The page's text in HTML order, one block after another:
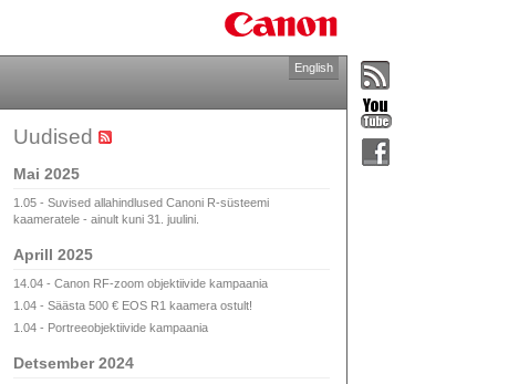
English
Uudised
Mai 2025
1.05 - Suvised allahindlused Canoni R-süsteemi
kaameratele - ainult kuni 31. juulini.
Aprill 2025
14.04 - Canon RF-zoom objektiivide kampaania
1.04 - Säästa 500 € EOS R1 kaamera ostult!
1.04 - Portreeobjektiivide kampaania
Detsember 2024